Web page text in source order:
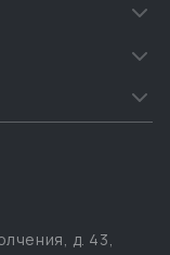
д. 43,